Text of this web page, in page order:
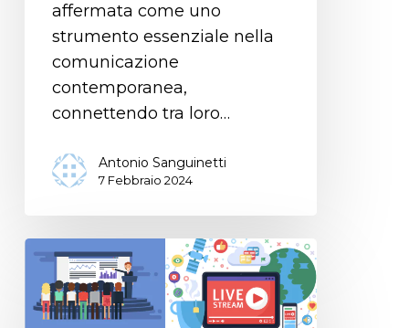
affermata come uno
strumento essenziale nella
comunicazione
contemporanea,
connettendo tra loro…
Antonio Sanguinetti
7 Febbraio 2024